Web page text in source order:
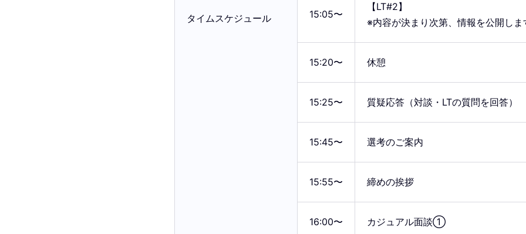
タイムスケジュール 15:05〜
【LT#2】
※内容が決まり次第、情報を公開しま
15:20〜 休憩
15:25〜 質疑応答（対談・LTの質問を回答）
15:45〜 選考のご案内
15:55〜 締めの挨拶
16:00〜 カジュアル面談①